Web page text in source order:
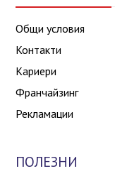
Общи условия
Контакти
Кариери
Франчайзинг
Рекламации
ПОЛЕЗНИ